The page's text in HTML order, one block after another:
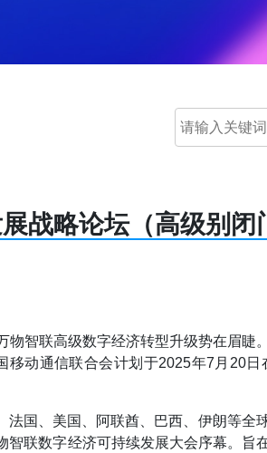
战略论坛（高级别闭
智联高级数字经济转型升级势在眉
动通信联合会计划于2025年7月20
国、美国、阿联酋、巴西、伊朗等
联数字经济可持续发展大会序幕。